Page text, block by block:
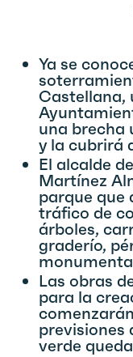
Ya se
Castellana,
una brecha
y la cubrirá
El alcalde
Martínez
parque que
tráfico de
árboles,
graderío,
Las obras
para la
previsiones
verde